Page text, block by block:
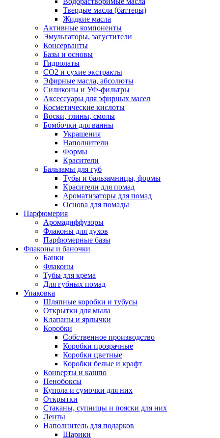
Твердые масла (баттеры)
Жидкие масла
Активные компоненты
Эмульгаторы, загустители
Консерванты
Базы и основы
Гидролаты
СО2 и сухие экстракты
Эфирные масла, абсолюты
Силиконы и УФ-фильтры
Аксессуары для эфирных масел
Косметические кислоты
Воски, глины, смолы
Бомбочки для ванны
Украшения
Наполнители
Формы
Красители
Бальзамы для губ
Тубы и бальзамницы, формы
Красители для помад
Ароматизаторы для помад
Основа для помады
Парфюмерия
Аромадиффузоры
Флаконы для духов
Парфюмерные базы
Флаконы и баночки
Банки
Флаконы
Тубы для крема
Для губных помад
Упаковка
Шляпные коробки и тубусы
Открытки для мыла
Клапаны и ярлычки
Коробки
Собственное производство
Коробки прозрачные
Коробки цветные
Коробки белые и крафт
Конверты и кашпо
Пенобоксы
Купола и сумочки для них
Открытки
Стаканы, супницы и пояски для них
Ленты
Наполнитель для подарков
Шарики